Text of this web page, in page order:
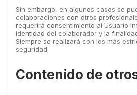
Sin embargo, en algunos casos se
colaboraciones con otros
requerirá consentimiento al Usuario
identidad del colaborador y la
Siempre se realizará con los más
seguridad.
Contenido de